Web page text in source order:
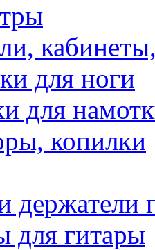
для ноги
для
копилки
держатели
для гитары